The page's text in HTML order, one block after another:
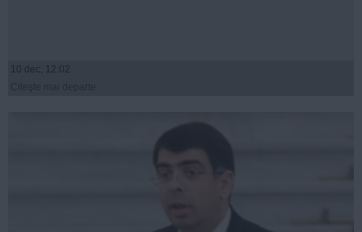
10 dec, 12:02